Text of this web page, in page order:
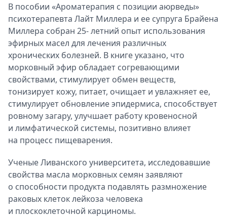
В пособии «Ароматерапия с позиции аюрведы»
психотерапевта Лайт Миллера и ее супруга Брайена
Миллера собран 25- летний опыт использования
эфирных масел для лечения различных
хронических болезней. В книге указано, что
морковный эфир обладает согревающими
свойствами, стимулирует обмен веществ,
тонизирует кожу, питает, очищает и увлажняет ее,
стимулирует обновление эпидермиса, способствует
ровному загару, улучшает работу кровеносной
и лимфатической системы, позитивно влияет
на процесс пищеварения.
Ученые Ливанского университета, исследовавшие
свойства масла морковных семян заявляют
о способности продукта подавлять размножение
раковых клеток лейкоза человека
и плоскоклеточной карциномы.